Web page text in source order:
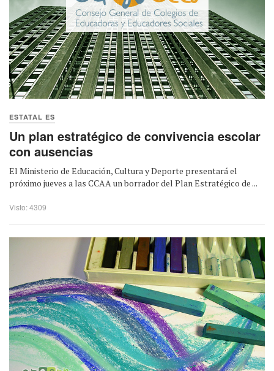
ESTATAL ES
Un plan estratégico de convivencia escolar
con ausencias
El Ministerio de Educación, Cultura y Deporte presentará el
próximo jueves a las CCAA un borrador del Plan Estratégico de ...
Visto: 4309